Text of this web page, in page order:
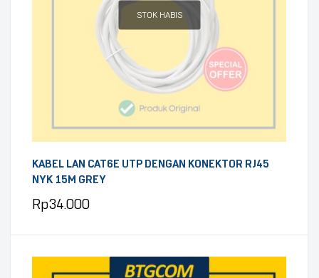
STOK HABIS
KABEL LAN CAT6E UTP DENGAN KONEKTOR RJ45
NYK 15M GREY
Rp34.000